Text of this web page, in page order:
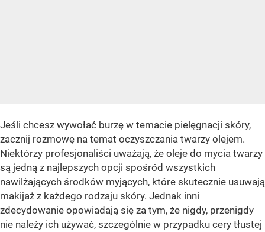
Jeśli chcesz wywołać burzę w temacie pielęgnacji skóry,
zacznij rozmowę na temat oczyszczania twarzy olejem.
Niektórzy profesjonaliści uważają, że oleje do mycia twarzy
są jedną z najlepszych opcji spośród wszystkich
nawilżających środków myjących, które skutecznie usuwają
makijaż z każdego rodzaju skóry. Jednak inni
zdecydowanie opowiadają się za tym, że nigdy, przenigdy
nie należy ich używać, szczególnie w przypadku cery tłustej